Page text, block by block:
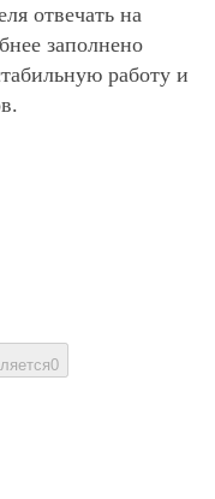
отвечать на
заполнено
работу и
0